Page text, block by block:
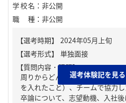
学校名 ： 非公開
職種 ： 非公開
【質問内容・課題】
周りからどんな人といわれる？
を入れたこと）、チームで協力し
卒論について、志望動機、入社
選考体験記を見る